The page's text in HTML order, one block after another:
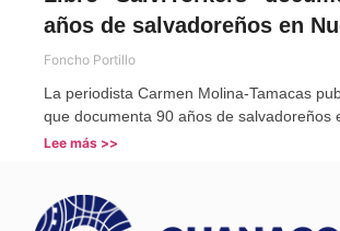
años de salvadoreños en
Foncho Portillo
La periodista Carmen Molina-Tamacas
que documenta 90 años de salvadoreños
Lee más >>